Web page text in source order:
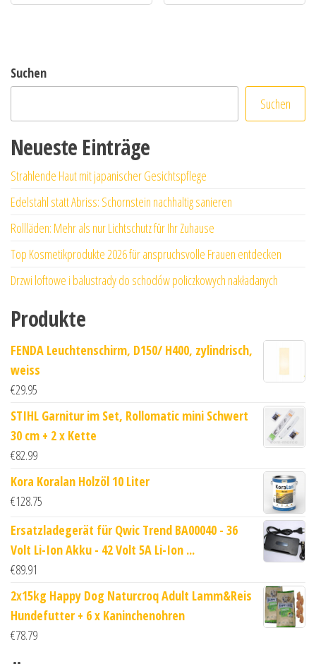
Suchen
Suchen
Neueste Einträge
Strahlende Haut mit japanischer Gesichtspflege
Edelstahl statt Abriss: Schornstein nachhaltig sanieren
Rollläden: Mehr als nur Lichtschutz für Ihr Zuhause
Top Kosmetikprodukte 2026 für anspruchsvolle Frauen entdecken
Drzwi loftowe i balustrady do schodów policzkowych nakładanych
Produkte
FENDA Leuchtenschirm, D150/ H400, zylindrisch,
weiss
€29.95
STIHL Garnitur im Set, Rollomatic mini Schwert
30 cm + 2 x Kette
€82.99
Kora Koralan Holzöl 10 Liter
€128.75
Ersatzladegerät für Qwic Trend BA00040 - 36
Volt Li-Ion Akku - 42 Volt 5A Li-Ion ...
€89.91
2x15kg Happy Dog Naturcroq Adult Lamm&Reis
Hundefutter + 6 x Kaninchenohren
€78.79